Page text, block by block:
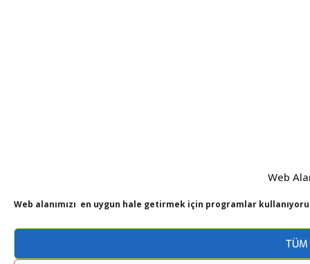
Web
Web alanımızı en uygun hale getirmek için programlar
TÜM